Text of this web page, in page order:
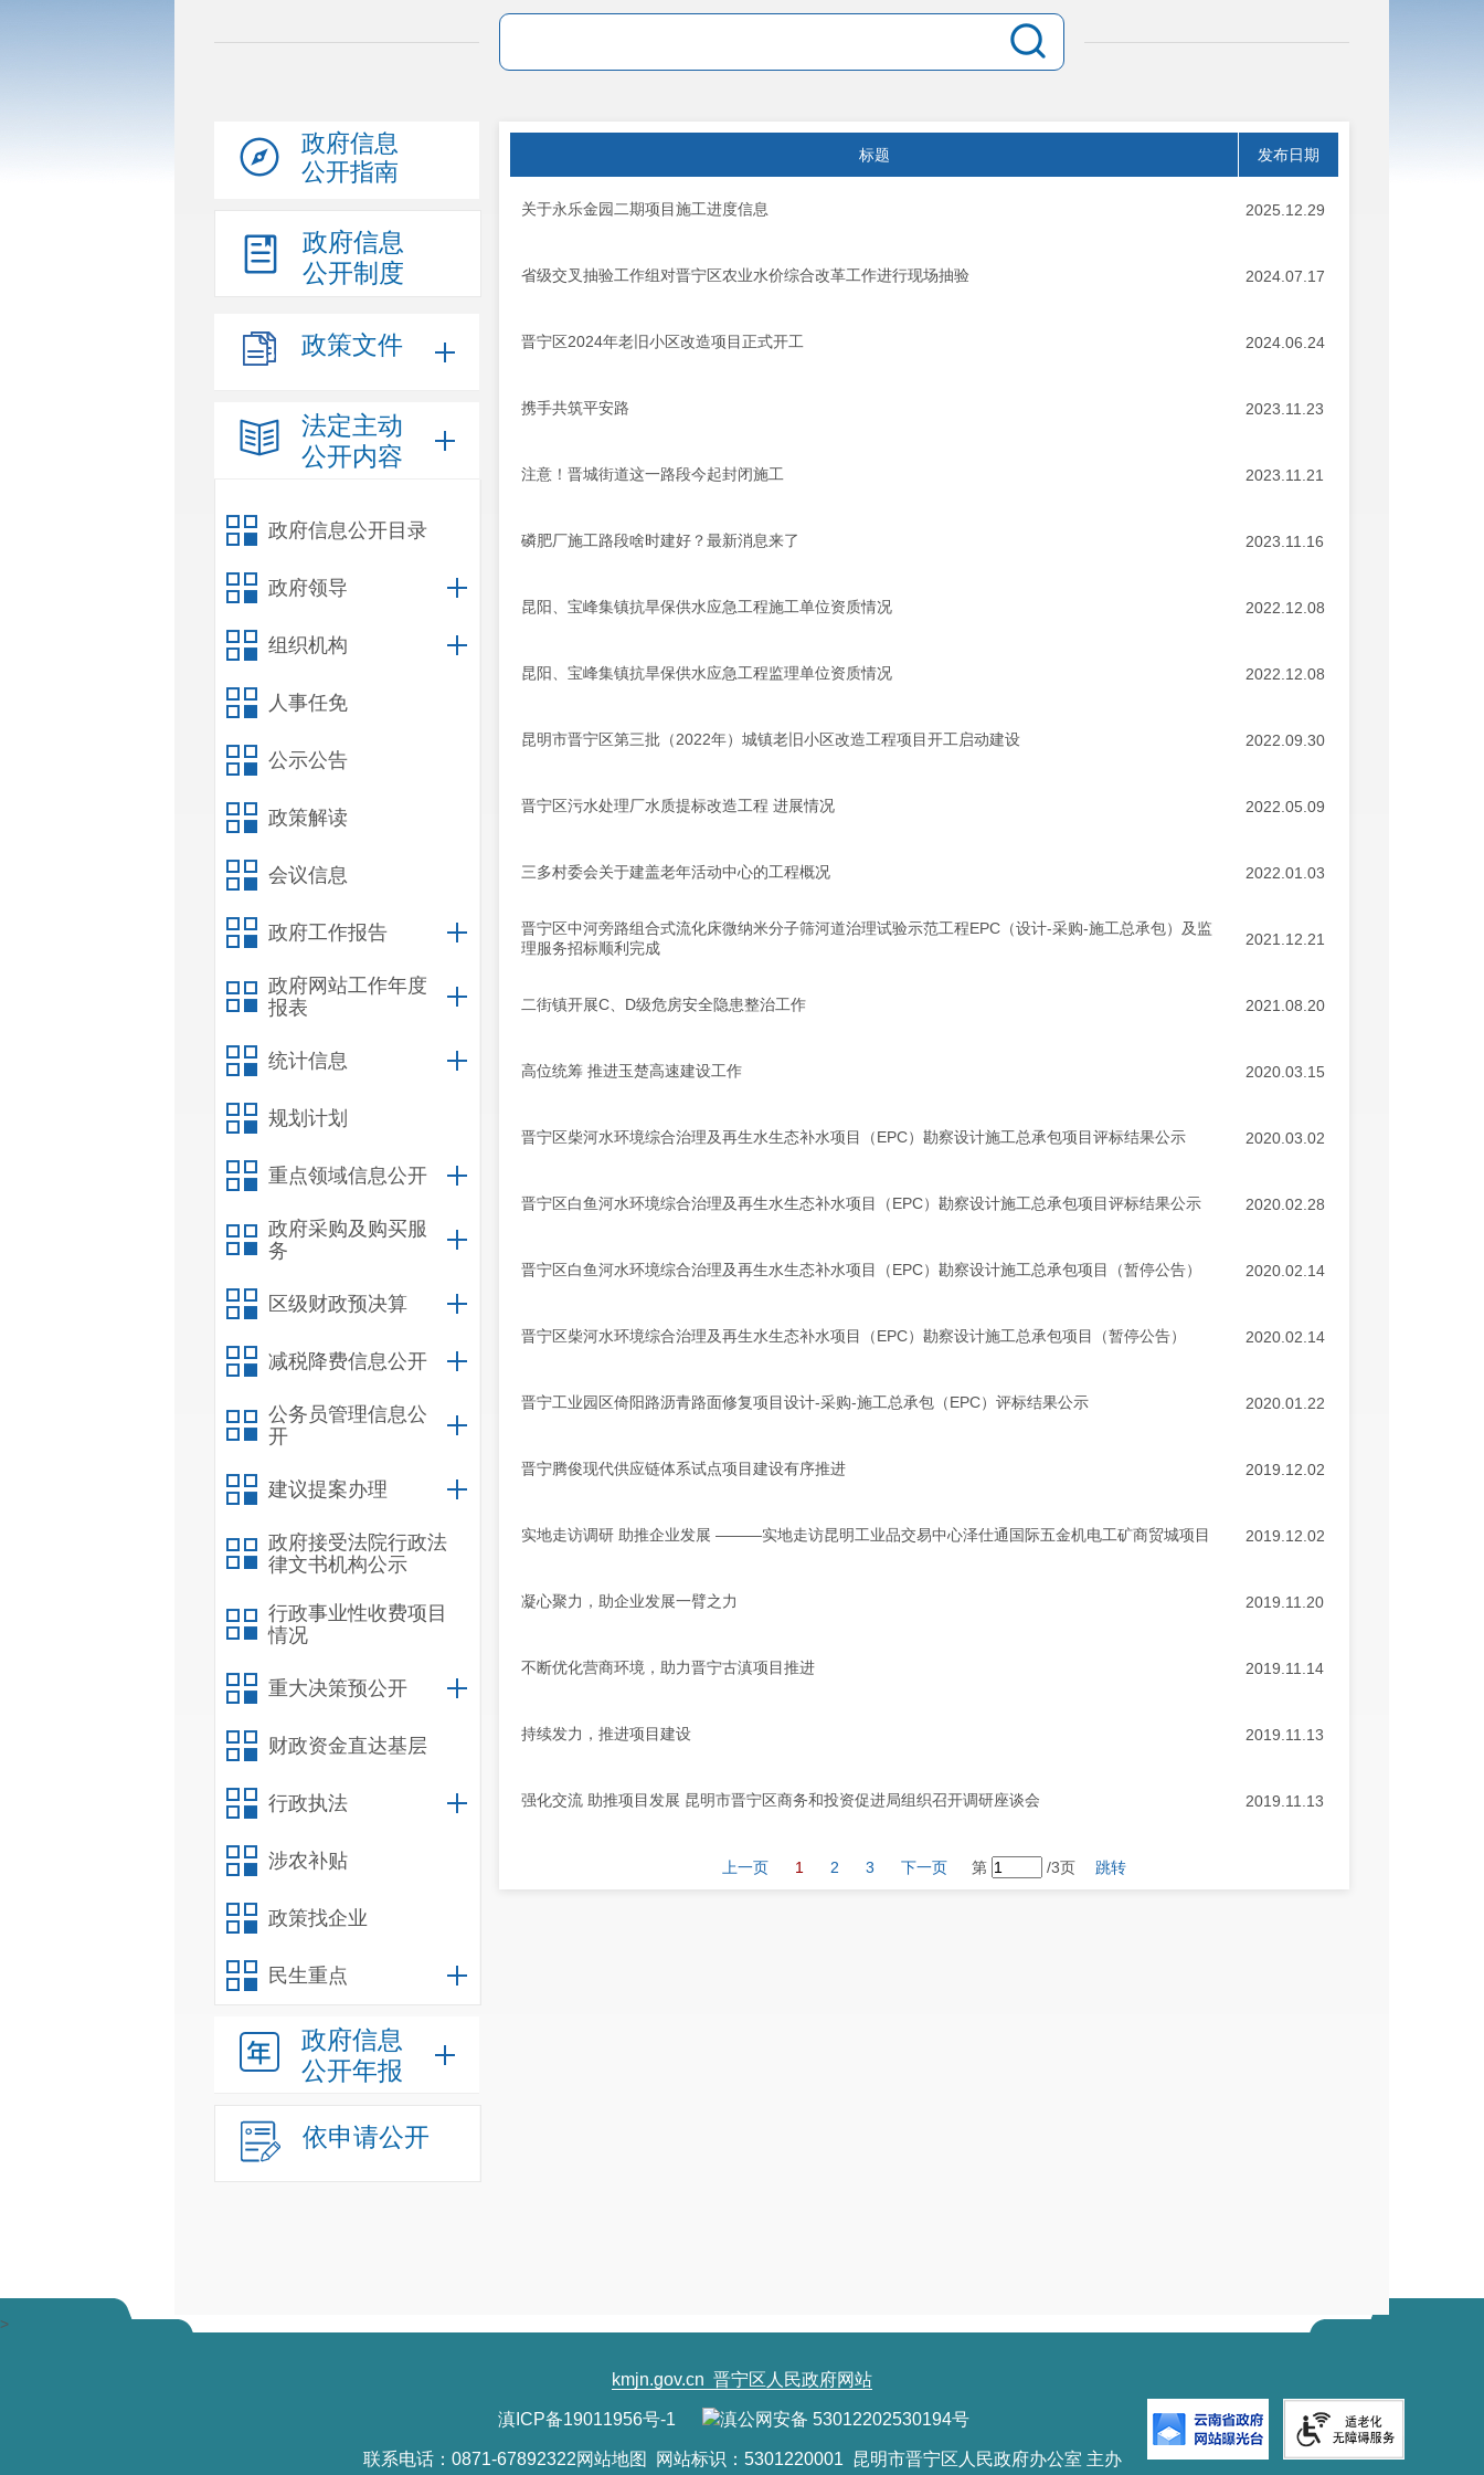
政府信息
公开指南
政府信息
公开制度
政策文件
法定主动
公开内容
政府信息公开目录
政府领导
组织机构
人事任免
公示公告
政策解读
会议信息
政府工作报告
政府网站工作年度
报表
统计信息
规划计划
重点领域信息公开
政府采购及购买服
务
区级财政预决算
减税降费信息公开
公务员管理信息公
开
建议提案办理
政府接受法院行政法
律文书机构公示
行政事业性收费项目
情况
重大决策预公开
财政资金直达基层
行政执法
涉农补贴
政策找企业
民生重点
政府信息
公开年报
依申请公开
标题 发布日期
关于永乐金园二期项目施工进度信息 2025.12.29
省级交叉抽验工作组对晋宁区农业水价综合改革工作进行现场抽验 2024.07.17
晋宁区2024年老旧小区改造项目正式开工 2024.06.24
携手共筑平安路 2023.11.23
注意！晋城街道这一路段今起封闭施工 2023.11.21
磷肥厂施工路段啥时建好？最新消息来了 2023.11.16
昆阳、宝峰集镇抗旱保供水应急工程施工单位资质情况 2022.12.08
昆阳、宝峰集镇抗旱保供水应急工程监理单位资质情况 2022.12.08
昆明市晋宁区第三批（2022年）城镇老旧小区改造工程项目开工启动建设 2022.09.30
晋宁区污水处理厂水质提标改造工程 进展情况 2022.05.09
三多村委会关于建盖老年活动中心的工程概况 2022.01.03
晋宁区中河旁路组合式流化床微纳米分子筛河道治理试验示范工程EPC（设计-采购-施工总承包）及监
理服务招标顺利完成
2021.12.21
二街镇开展C、D级危房安全隐患整治工作 2021.08.20
高位统筹 推进玉楚高速建设工作 2020.03.15
晋宁区柴河水环境综合治理及再生水生态补水项目（EPC）勘察设计施工总承包项目评标结果公示 2020.03.02
晋宁区白鱼河水环境综合治理及再生水生态补水项目（EPC）勘察设计施工总承包项目评标结果公示 2020.02.28
晋宁区白鱼河水环境综合治理及再生水生态补水项目（EPC）勘察设计施工总承包项目（暂停公告） 2020.02.14
晋宁区柴河水环境综合治理及再生水生态补水项目（EPC）勘察设计施工总承包项目（暂停公告） 2020.02.14
晋宁工业园区倚阳路沥青路面修复项目设计-采购-施工总承包（EPC）评标结果公示 2020.01.22
晋宁腾俊现代供应链体系试点项目建设有序推进 2019.12.02
实地走访调研 助推企业发展 ———实地走访昆明工业品交易中心泽仕通国际五金机电工矿商贸城项目 2019.12.02
凝心聚力，助企业发展一臂之力 2019.11.20
不断优化营商环境，助力晋宁古滇项目推进 2019.11.14
持续发力，推进项目建设 2019.11.13
强化交流 助推项目发展 昆明市晋宁区商务和投资促进局组织召开调研座谈会 2019.11.13
上一页 1 2 3 下一页 第 /3页 跳转
>
kmjn.gov.cn 晋宁区人民政府网站
滇ICP备19011956号-1 滇公网安备 53012202530194号
联系电话：0871-67892322网站地图 网站标识：5301220001 昆明市晋宁区人民政府办公室 主办